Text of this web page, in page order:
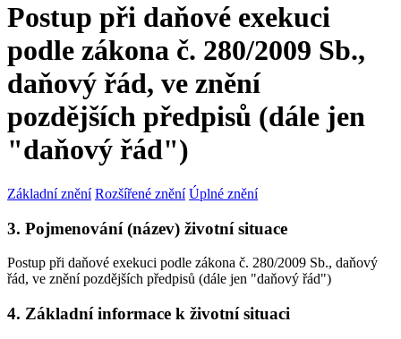
Postup při daňové exekuci
podle zákona č. 280/2009 Sb.,
daňový řád, ve znění
pozdějších předpisů (dále jen
"daňový řád")
Základní znění Rozšířené znění Úplné znění
3. Pojmenování (název) životní situace
Postup při daňové exekuci podle zákona č. 280/2009 Sb., daňový
řád, ve znění pozdějších předpisů (dále jen "daňový řád")
4. Základní informace k životní situaci